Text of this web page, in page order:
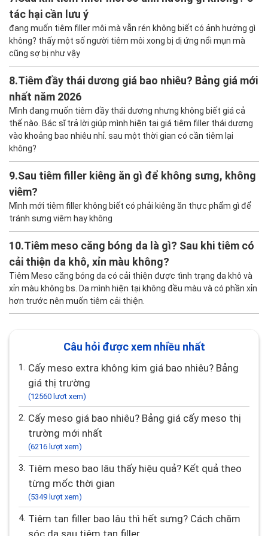
tác hại cần lưu ý
đang muốn tiêm filler môi mà vẫn rén không biết có ảnh hưởng gì
không? thấy một số người tiêm môi xong bị dị ứng nổi mụn mà
cũng sợ bị như vậy
8.Tiêm đầy thái dương giá bao nhiêu? Bảng giá mới
nhất năm 2026
Mình đang muốn tiêm đầy thái dương nhưng không biết giá cả
thế nào. Bác sĩ trả lời giúp mình hiện tại giá tiêm filler thái dương
vào khoảng bao nhiêu nhỉ. sau một thời gian có cần tiêm lại
không?
9.Sau tiêm filler kiêng ăn gì để không sưng, không
viêm?
Mình mới tiêm filler không biết có phải kiêng ăn thực phẩm gì để
tránh sưng viêm hay không
10.Tiêm meso căng bóng da là gì? Sau khi tiêm có
cải thiện da khô, xỉn màu không?
Tiêm Meso căng bóng da có cải thiện được tình trạng da khô và
xỉn màu không bs. Da mình hiện tại không đều màu và có phần xỉn
hơn trước nên muốn tiêm cải thiện.
Câu hỏi được xem nhiều nhất
1. Cấy meso extra không kim giá bao nhiêu? Bảng
giá thị trường
(12560 lượt xem)
2. Cấy meso giá bao nhiêu? Bảng giá cấy meso thị
trường mới nhất
(6216 lượt xem)
3. Tiêm meso bao lâu thấy hiệu quả? Kết quả theo
từng mốc thời gian
(5349 lượt xem)
4. Tiêm tan filler bao lâu thì hết sưng? Cách chăm